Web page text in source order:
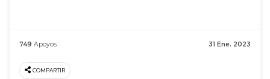
31 Ene. 2023
749 Apoyos
COMPARTIR